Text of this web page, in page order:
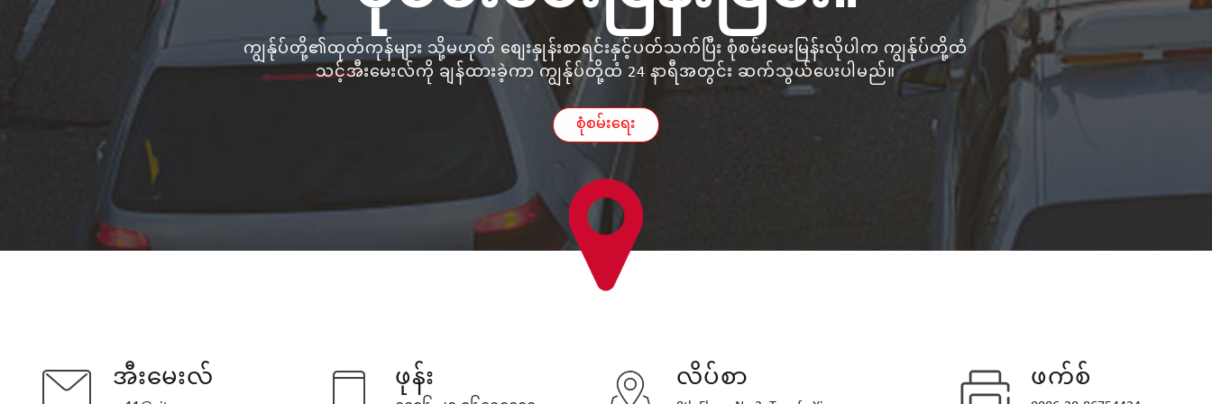
ကျွန်ုပ်တို့၏ထုတ်ကုန်များ သို့မဟုတ် စျေးနှုန်းစာရင်းနှင့်ပတ်သက်ပြီး စုံစမ်းမေးမြန်းလိုပါက ကျွန်ုပ်တို့ထံ
သင့်အီးမေးလ်ကို ချန်ထားခဲ့ကာ ကျွန်ုပ်တို့ထံ 24 နာရီအတွင်း ဆက်သွယ်ပေးပါမည်။
စုံစမ်းရေး
အီးမေးလ် ဖုန်း လိပ်စာ ဖက်စ်